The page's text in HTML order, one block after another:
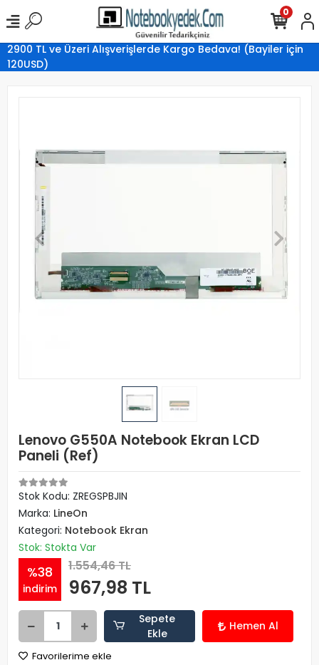
2900 TL ve Üzeri Alışverişlerde Kargo Bedava! (Bayiler için
120USD)
0
Lenovo G550A Notebook Ekran LCD
Paneli (Ref)
Stok Kodu: ZREGSPBJIN
Marka: LineOn
Kategori: Notebook Ekran
Stok: Stokta Var
%38
indirim
1.554,46 TL
967,98 TL
Sepete
Ekle
Hemen Al
Favorilerime ekle